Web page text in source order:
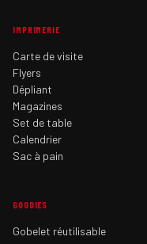
IMPRIMERIE
Carte de visite
Flyers
Dépliant
Magazines
Set de table
Calendrier
Sac à pain
GOODIES
Gobelet réutilisable